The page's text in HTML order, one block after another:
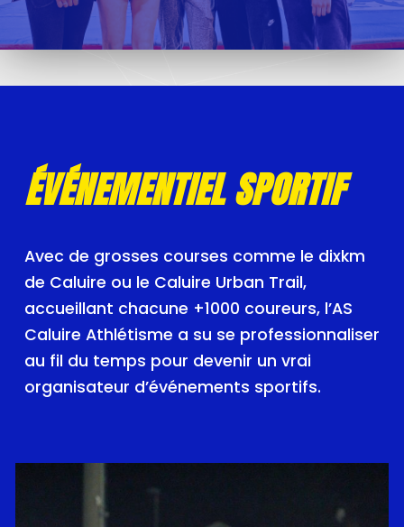
ÉVÉNEMENTIEL SPORTIF
Avec de grosses courses comme le dixkm
de Caluire ou le Caluire Urban Trail,
accueillant chacune +1000 coureurs, l’AS
Caluire Athlétisme a su se professionnaliser
au fil du temps pour devenir un vrai
organisateur d’événements sportifs.